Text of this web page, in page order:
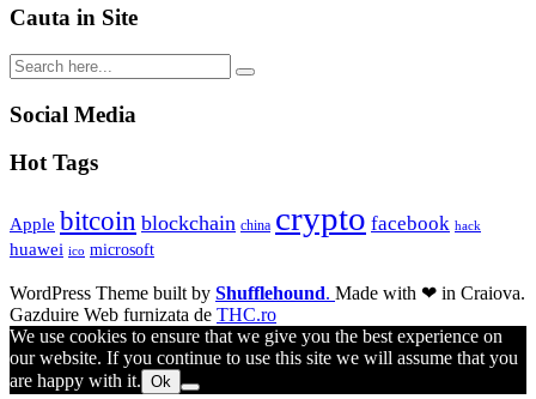
Cauta in Site
Social Media
Hot Tags
Apple bitcoin blockchain china crypto facebook hack
huawei ico microsoft
WordPress Theme built by Shufflehound. Made with ❤ in Craiova.
Gazduire Web furnizata de THC.ro
We use cookies to ensure that we give you the best experience on
our website. If you continue to use this site we will assume that you
are happy with it. Ok